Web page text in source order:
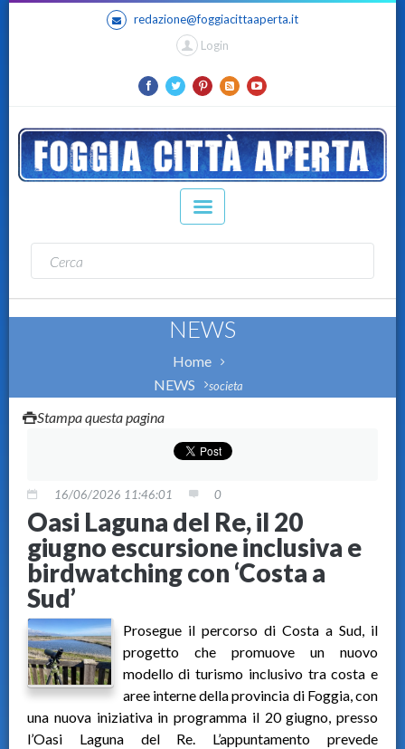
redazione@foggiacittaaperta.it
Login
NEWS
Home
NEWS
societa
Stampa questa pagina
16/06/2026 11:46:01 0
Oasi Laguna del Re, il 20
giugno escursione inclusiva e
birdwatching con ‘Costa a
Sud’
Prosegue il percorso di Costa a Sud, il
progetto che promuove un nuovo
modello di turismo inclusivo tra costa e
aree interne della provincia di Foggia, con
una nuova iniziativa in programma il 20 giugno, presso
l’Oasi Laguna del Re. L’appuntamento prevede